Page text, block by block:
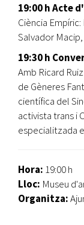
19:00 h Acte
Ciència
Salvador
19:30 h
Amb Ricard
de Gèneres
científica del
activista trans i
especialitzada
Hora: 19:00 h
Lloc: Museu
Organitza: